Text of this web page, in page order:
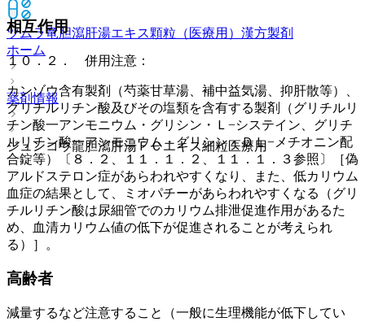
ツムラ竜胆瀉肝湯エキス顆粒（医療用） 漢方製剤
ホーム
薬剤情報
ジュンコウ龍胆瀉肝湯ＦＣエキス細粒医療用
相互作用
１０．２． 併用注意：
カンゾウ含有製剤（芍薬甘草湯、補中益気湯、抑肝散等）、
グリチルリチン酸及びその塩類を含有する製剤（グリチルリ
チン酸一アンモニウム・グリシン・Ｌ−システイン、グリチ
ルリチン酸一アンモニウム・グリシン・ＤＬ−メチオニン配
合錠等）〔８．２、１１．１．２、１１．１．３参照〕［偽
アルドステロン症があらわれやすくなり、また、低カリウム
血症の結果として、ミオパチーがあらわれやすくなる（グリ
チルリチン酸は尿細管でのカリウム排泄促進作用があるた
め、血清カリウム値の低下が促進されることが考えられ
る）］。
高齢者
減量するなど注意すること（一般に生理機能が低下してい